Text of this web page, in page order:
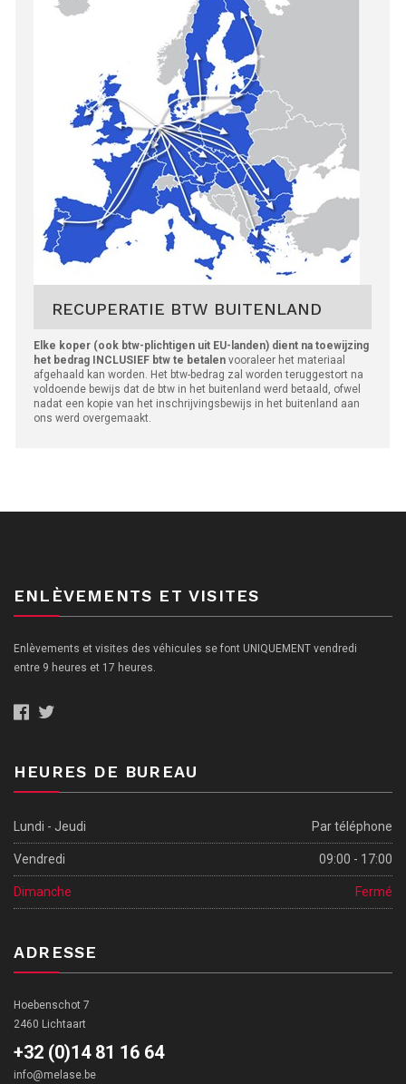
RECUPERATIE BTW BUITENLAND
Elke koper (ook btw-plichtigen uit EU-landen) dient na toewijzing
het bedrag INCLUSIEF btw te betalen vooraleer het materiaal
afgehaald kan worden. Het btw-bedrag zal worden teruggestort na
voldoende bewijs dat de btw in het buitenland werd betaald, ofwel
nadat een kopie van het inschrijvingsbewijs in het buitenland aan
ons werd overgemaakt.
ENLÈVEMENTS ET VISITES
Enlèvements et visites des véhicules se font UNIQUEMENT vendredi
entre 9 heures et 17 heures.
HEURES DE BUREAU
Lundi - Jeudi Par téléphone
Vendredi 09:00 - 17:00
Dimanche Fermé
ADRESSE
Hoebenschot 7
2460 Lichtaart
+32 (0)14 81 16 64
info@melase.be